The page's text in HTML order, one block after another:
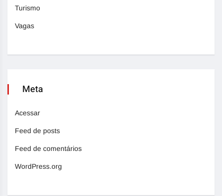
Turismo
Vagas
Meta
Acessar
Feed de posts
Feed de comentários
WordPress.org